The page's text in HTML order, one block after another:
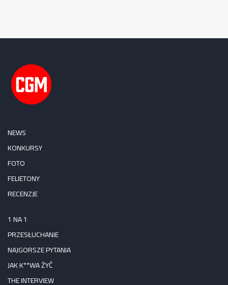
NEWS
KONKURSY
FOTO
FELIETONY
RECENZJE
1 NA 1
PRZESŁUCHANIE
NAJGORSZE PYTANIA
JAK K**WA ŻYĆ
THE INTERVIEW